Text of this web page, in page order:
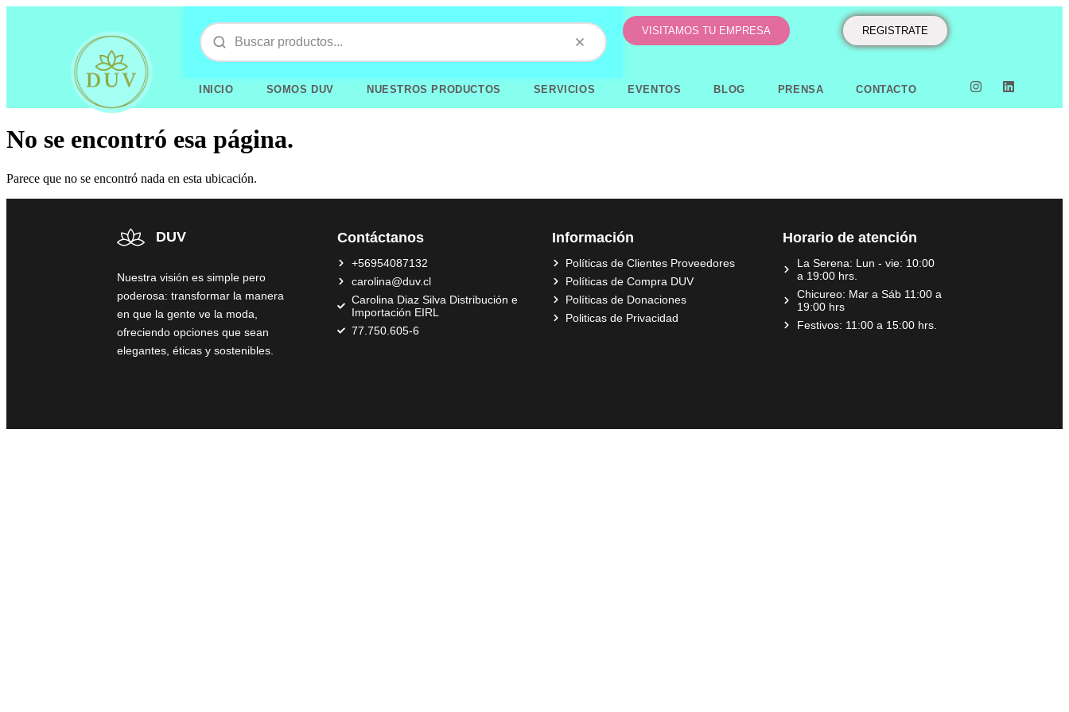
VISITAMOS TU EMPRESA REGISTRATE
INICIO SOMOS DUV NUESTROS PRODUCTOS SERVICIOS EVENTOS BLOG PRENSA CONTACTO
No se encontró esa página.
Parece que no se encontró nada en esta ubicación.
DUV
Nuestra visión es simple pero
poderosa: transformar la manera
en que la gente ve la moda,
ofreciendo opciones que sean
elegantes, éticas y sostenibles.
Contáctanos
+56954087132
carolina@duv.cl
Carolina Diaz Silva Distribución e
Importación EIRL
77.750.605-6
Información
Políticas de Clientes Proveedores
Políticas de Compra DUV
Políticas de Donaciones
Politicas de Privacidad
Horario de atención
La Serena: Lun - vie: 10:00
a 19:00 hrs.
Chicureo: Mar a Sáb 11:00 a
19:00 hrs
Festivos: 11:00 a 15:00 hrs.